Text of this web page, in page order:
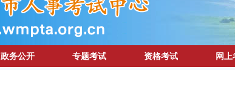
政务公开 专题考试 资格考试 网上